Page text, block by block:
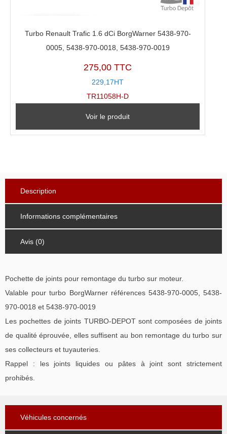
Turbo Renault Trafic 1.6 dCi BorgWarner 5438-970-
0005, 5438-970-0018, 5438-970-0019
275,00 TTC
229,17HT
TR11058H-D
Voir le produit
Description
Informations complémentaires
Avis (0)
Pochette de joints pour remontage du turbo sur moteur.
Valable pour turbo BorgWarner références 5438-970-0005, 5438-
970-0018 et 5438-970-0019
Les pochettes de joints TURBO-DEPOT sont composées de joints
de qualité éprouvée, elles suffisent au bon remontage du turbo sur
ses collecteurs et tuyauteries.
Rappel : les joints liquides ou pâtes à joint sont strictement
prohibés.
Véhicules concernés